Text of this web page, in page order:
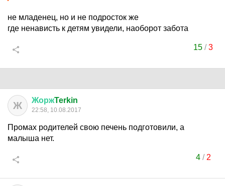
не младенец, но и не подросток же
где ненависть к детям увидели, наоборот забота
15 /3
Ж ЖоржTerkin
22:58, 10.08.2017
Промах родителей свою печень подготовили, а
малыша нет.
4/ 2